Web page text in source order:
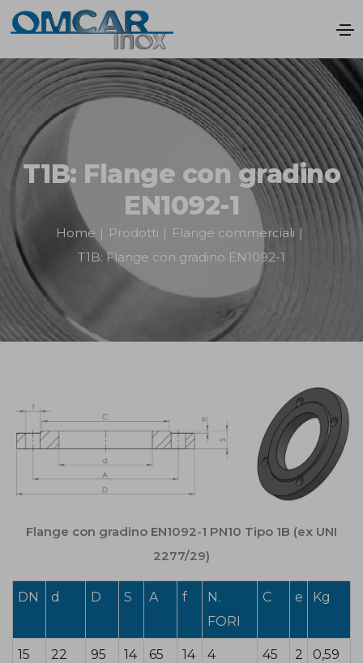
T1B: Flange con gradino
EN1092-1
Home | Prodotti | Flange commerciali |
T1B: Flange con gradino EN1092-1
Flange con gradino EN1092-1 PN10 Tipo 1B (ex UNI
2277/29)
DN d D S A f
N.
FORI
C e Kg
15 22 95 14 65 14 4 45 2 0,59